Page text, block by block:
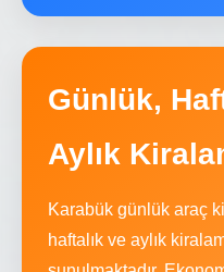
Günlük,
Aylık
Karabük günlük araç
haftalık ve aylık